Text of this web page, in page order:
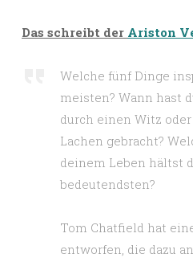
Das schreibt der Ariston
Welche fünf Dinge
meisten? Wann hast
durch einen Witz
Lachen gebracht?
deinem Leben hältst
bedeutendsten?
Tom Chatfield hat
entworfen, die dazu